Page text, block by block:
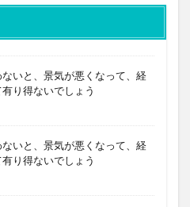
ないと、景気が悪くなって、経
り得ないでしょう
ないと、景気が悪くなって、経
り得ないでしょう